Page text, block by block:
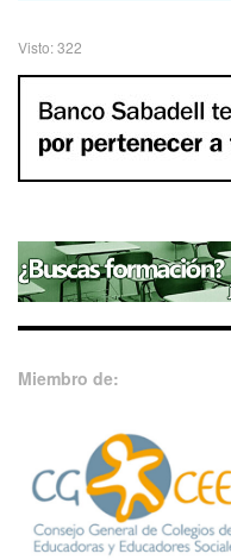
Visto: 322
Miembro de: